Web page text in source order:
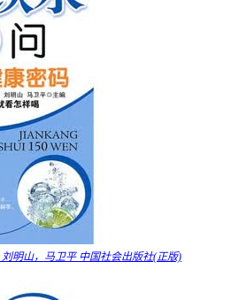
明山，马卫平 中国社会出版社(正版)